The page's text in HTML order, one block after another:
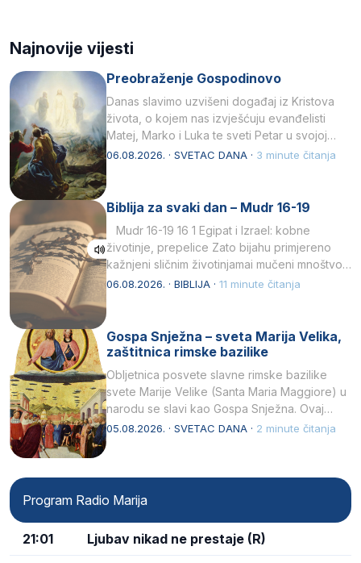
Najnovije vijesti
Preobraženje Gospodinovo
Danas slavimo uzvišeni događaj iz Kristova
života, o kojem nas izvješćuju evanđelisti
Matej, Marko i Luka te sveti Petar u svojoj
drugoj…
06.08.2026. · SVETAC DANA · 3 minute čitanja
Biblija za svaki dan – Mudr 16-19
Mudr 16-19 16 1 Egipat i Izrael: kobne
životinje, prepelice Zato bijahu primjereno
kažnjeni sličnim životinjamai mučeni mnoštvom
kukaca.2 A narod…
06.08.2026. · BIBLIJA · 11 minute čitanja
Gospa Snježna – sveta Marija Velika,
zaštitnica rimske bazilike
Obljetnica posvete slavne rimske bazilike
svete Marije Velike (Santa Maria Maggiore) u
narodu se slavi kao Gospa Snježna. Ovaj
naziv, Sancta Maria…
05.08.2026. · SVETAC DANA · 2 minute čitanja
Program Radio Marija
21:01 Ljubav nikad ne prestaje (R)